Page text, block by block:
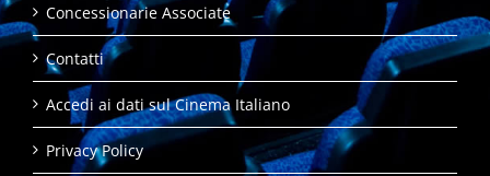
Concessionarie Associate
Contatti
Accedi ai dati sul Cinema Italiano
Privacy Policy